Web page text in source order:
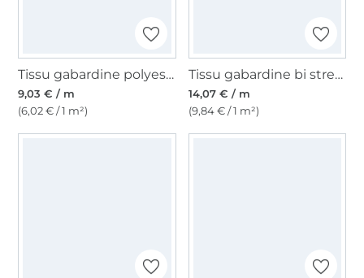
Tissu gabardine polyester, blanc
9,03 € / m
(6,02 € / 1 m²)
Tissu gabardine bi stretch uni, bleu marine
14,07 € / m
(9,84 € / 1 m²)